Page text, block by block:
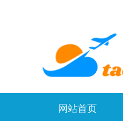
网站首页